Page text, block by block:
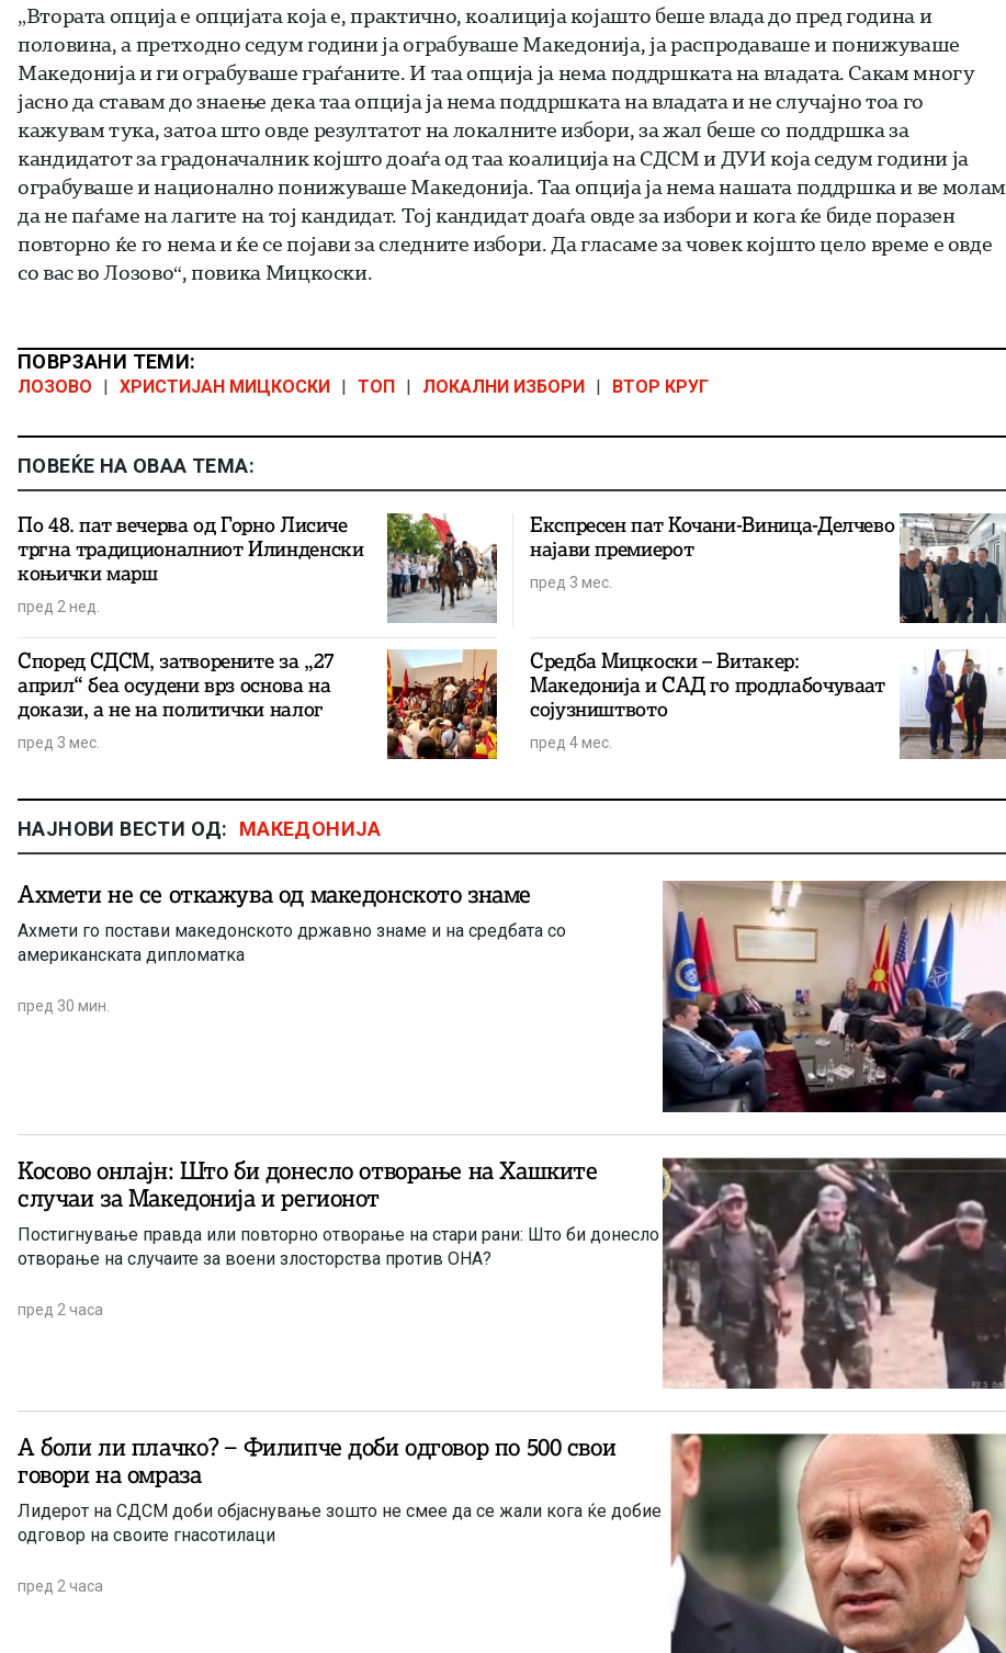
„Втората опција е опцијата која е, практично, коалиција којашто беше влада до пред година и
половина, а претходно седум години ја ограбуваше Македонија, ја распродаваше и понижуваше
Македонија и ги ограбуваше граѓаните. И таа опција ја нема поддршката на владата. Сакам многу
јасно да ставам до знаење дека таа опција ја нема поддршката на владата и не случајно тоа го
кажувам тука, затоа што овде резултатот на локалните избори, за жал беше со поддршка за
кандидатот за градоначалник којшто доаѓа од таа коалиција на СДСМ и ДУИ која седум години ја
ограбуваше и национално понижуваше Македонија. Таа опција ја нема нашата поддршка и ве молам
да не паѓаме на лагите на тој кандидат. Тој кандидат доаѓа овде за избори и кога ќе биде поразен
повторно ќе го нема и ќе се појави за следните избори. Да гласаме за човек којшто цело време е овде
со вас во Лозово“, повика Мицкоски.
ПОВРЗАНИ ТЕМИ:
ЛОЗОВО | ХРИСТИЈАН МИЦКОСКИ | ТОП | ЛОКАЛНИ ИЗБОРИ | ВТОР КРУГ
ПОВЕЌЕ НА ОВАА ТЕМА:
По 48. пат вечерва од Горно Лисиче
тргна традиционалниот Илинденски
коњички марш
пред 2 нед.
Експресен пат Кочани-Виница-Делчево
најави премиерот
пред 3 мес.
Според СДСМ, затворените за „27
април“ беа осудени врз основа на
докази, а не на политички налог
пред 3 мес.
Средба Мицкоски – Витакер:
Македонија и САД го продлабочуваат
сојузништвото
пред 4 мес.
НАЈНОВИ ВЕСТИ ОД: МАКЕДОНИЈА
Ахмети не се откажува од македонското знаме
Ахмети го постави македонското државно знаме и на средбата со
американската дипломатка
пред 30 мин.
Косово онлајн: Што би донесло отворање на Хашките
случаи за Македонија и регионот
Постигнување правда или повторно отворање на стари рани: Што би донесло
отворање на случаите за воени злосторства против ОНА?
пред 2 часа
А боли ли плачко? – Филипче доби одговор по 500 свои
говори на омраза
Лидерот на СДСМ доби објаснување зошто не смее да се жали кога ќе добие
одговор на своите гнасотилаци
пред 2 часа